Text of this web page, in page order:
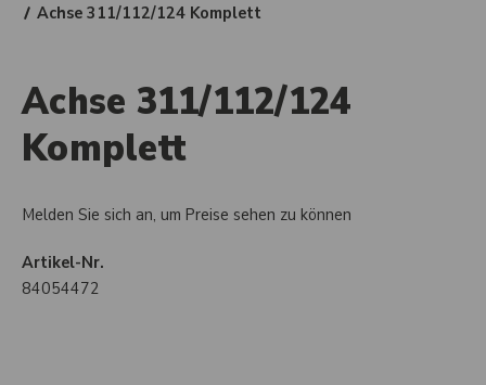
Achse 311/112/124 Komplett
Achse 311/112/124
Komplett
Melden Sie sich an, um Preise sehen zu können
Artikel-Nr.
84054472